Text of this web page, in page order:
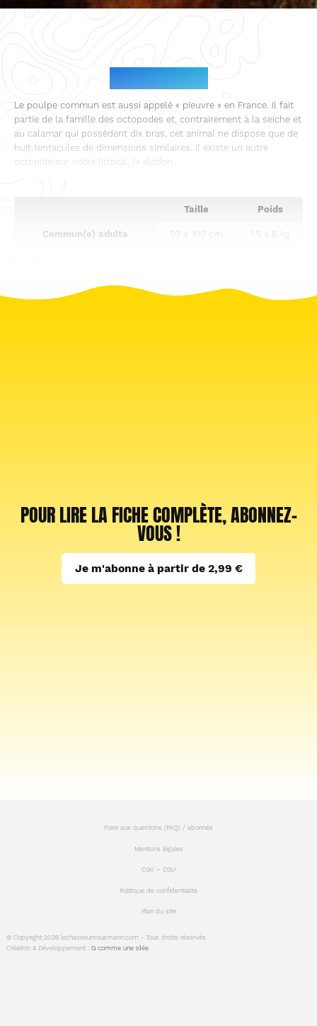
Identification
Le poulpe commun est aussi appelé « pieuvre » en France. Il fait
partie de la famille des octopodes et, contrairement à la seiche et
au calamar qui possèdent dix bras, cet animal ne dispose que de
huit tentacules de dimensions similaires. Il existe un autre
octopidé sur notre littoral, l’« élédon...
Taille Poids
Commun(e) adulte 50 à 100 cm 1,5 à 6 kg
POUR LIRE LA FICHE COMPLÈTE, ABONNEZ-
VOUS !
Je m'abonne à partir de 2,99 €
© Copyright 2026 lechasseursousmarin.com - Tous droits réservés
Création & Développement :G comme une idée
Foire aux questions (FAQ) / abonnés
Mentions légales
CGV – CGU
Politique de confidentialité
Plan du site